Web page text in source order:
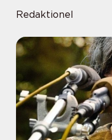
Redaktionel